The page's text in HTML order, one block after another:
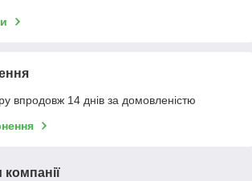
впродовж 14 днів за домовленістю
компанії